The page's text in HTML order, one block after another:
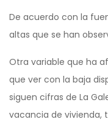
De acuerdo con la
altas que se han
Otra variable que ha
que ver con la baja
siguen cifras de La
vacancia de vivienda,